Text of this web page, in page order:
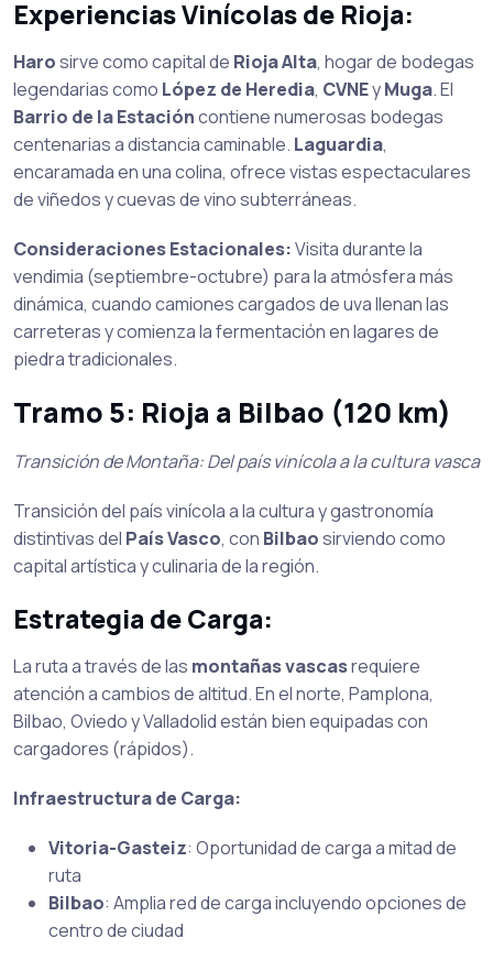
Experiencias Vinícolas de Rioja:
Harosirve como capital de Rioja Alta, hogar de bodegas
legendarias como López de Heredia, CVNEyMuga. El
Barrio de la Estacióncontiene numerosas bodegas
centenarias a distancia caminable. Laguardia,
encaramada en una colina, ofrece vistas espectaculares
de viñedos y cuevas de vino subterráneas.
Consideraciones Estacionales:Visita durante la
vendimia (septiembre-octubre) para la atmósfera más
dinámica, cuando camiones cargados de uva llenan las
carreteras y comienza la fermentación en lagares de
piedra tradicionales.
Tramo 5: Rioja a Bilbao (120 km)
Transición de Montaña: Del país vinícola a la cultura vasca
Transición del país vinícola a la cultura y gastronomía
distintivas del País Vasco, con Bilbaosirviendo como
capital artística y culinaria de la región.
Estrategia de Carga:
La ruta a través de las montañas vascasrequiere
atención a cambios de altitud. En el norte, Pamplona,
Bilbao, Oviedo y Valladolid están bien equipadas con
cargadores (rápidos).
Infraestructura de Carga:
Vitoria-Gasteiz: Oportunidad de carga a mitad de
ruta
Bilbao: Amplia red de carga incluyendo opciones de
centro de ciudad